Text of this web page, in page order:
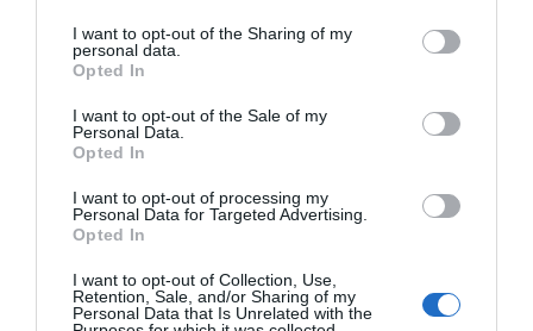
not limited to your visit or usage behaviour. You may click to
grant or deny consent to Google and its third-party tags to
use your data for below specified purposes in below Google
consent section.
I want to opt-out of the Sharing of my
personal data.
Opted In
I want to opt-out of the Sale of my
Personal Data.
Opted In
I want to opt-out of processing my
Personal Data for Targeted Advertising.
Opted In
I want to opt-out of Collection, Use,
Retention, Sale, and/or Sharing of my
Personal Data that Is Unrelated with the
Δείτε εδώ που και πότε θα γίνει
το επόμενο πανηγύρι στην Εύβοια
06.08.2026 | 10:45
Σε αυτό τον Δήμο της Εύβοιας τα
έργα δεν κάνουν διακοπές! Που
έριξε άσφαλτο ο δήμαρχος
Μεταμόρφωση του Σωτήρος: Η
Εορτολόγιο: Ποιοι
γιορτάζουν σήμερα,
Πέμπτη 6 Αυγούστου
Κοριτσάκι βρέθηκε
μόνο στους δρόμους –